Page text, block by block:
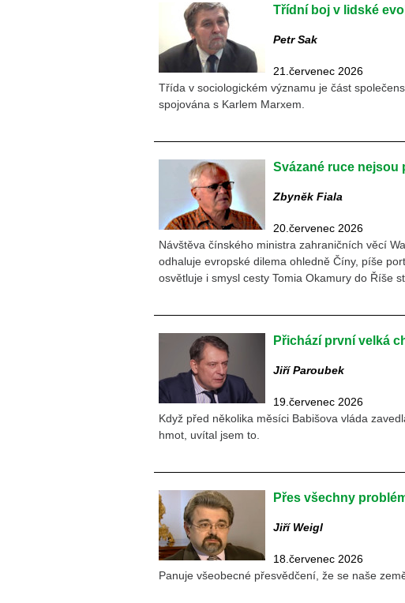
Třídní boj v lidské
Petr Sak
21.červenec 2026
Třída v sociologickém významu je část
spojována s Karlem Marxem.
Svázané ruce nejsou
Zbyněk Fiala
20.červenec 2026
Návštěva čínského ministra zahraničních věcí
odhaluje evropské dilema ohledně Číny, píše
osvětluje i smysl cesty Tomia Okamury do Říše
Přichází první velká
Jiří Paroubek
19.červenec 2026
Když před několika měsíci Babišova vláda
hmot, uvítal jsem to.
Přes všechny
Jiří Weigl
18.červenec 2026
Panuje všeobecné přesvědčení, že se naše